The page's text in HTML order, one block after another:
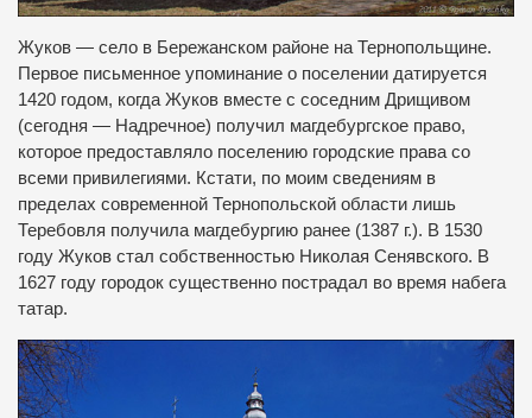
Жуков — село в Бережанском районе на Тернопольщине.
Первое письменное упоминание о поселении датируется
1420 годом, когда Жуков вместе с соседним Дрищивом
(сегодня — Надречное) получил магдебургское право,
которое предоставляло поселению городские права со
всеми привилегиями. Кстати, по моим сведениям в
пределах современной Тернопольской области лишь
Теребовля получила магдебургию ранее (1387 г.). В 1530
году Жуков стал собственностью Николая Сенявского. В
1627 году городок существенно пострадал во время набега
татар.